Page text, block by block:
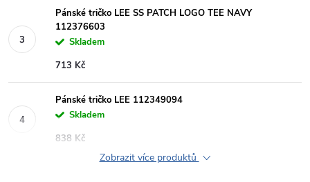
Pánské tričko LEE SS PATCH LOGO TEE NAVY
112376603
Skladem
713 Kč
Pánské tričko LEE 112349094
Skladem
838 Kč
Zobrazit více produktů